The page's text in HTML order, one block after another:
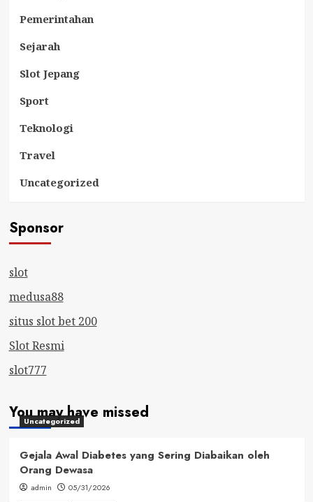
Pemerintahan
Sejarah
Slot Jepang
Sport
Teknologi
Travel
Uncategorized
Sponsor
slot
medusa88
situs slot bet 200
Slot Resmi
slot777
You may have missed
Uncategorized
Gejala Awal Diabetes yang Sering Diabaikan oleh
Orang Dewasa
admin
05/31/2026